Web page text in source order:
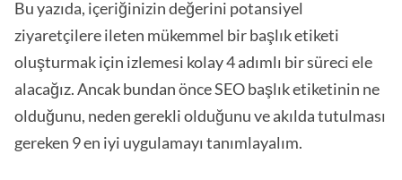
Bu yazıda, içeriğinizin değerini potansiyel
ziyaretçilere ileten mükemmel bir başlık etiketi
oluşturmak için izlemesi kolay 4 adımlı bir süreci ele
alacağız. Ancak bundan önce SEO başlık etiketinin ne
olduğunu, neden gerekli olduğunu ve akılda tutulması
gereken 9 en iyi uygulamayı tanımlayalım.